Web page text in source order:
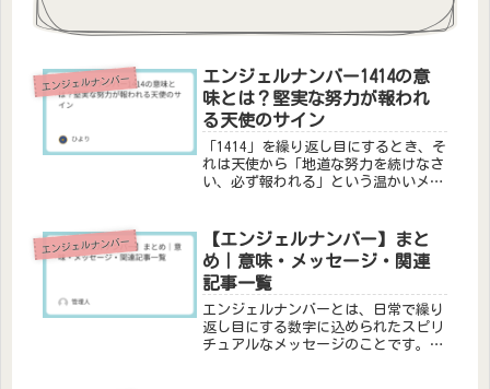
エンジェルナンバー
エンジェルナンバー1414の意
味とは？堅実な努力が報われ
る天使のサイン
「1414」を繰り返し目にするとき、そ
れは天使から「地道な努力を続けなさ
い、必ず報われる」という温かいメッ
「4（安定・基盤・勤勉）」が交互に
重なる特別な数字です。この記...
エンジェルナンバー
【エンジェルナンバー】まと
め｜意味・メッセージ・関連
記事一覧
エンジェルナンバーとは、日常で繰り
返し目にする数字に込められたスピリ
チュアルなメッセージのことです。時